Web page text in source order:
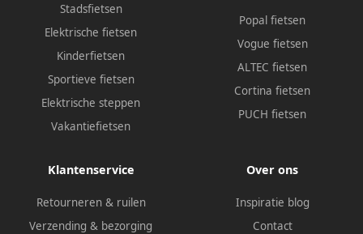
Stadsfietsen
Elektrische fietsen
Kinderfietsen
Sportieve fietsen
Elektrische steppen
Vakantiefietsen
Popal fietsen
Vogue fietsen
ALTEC fietsen
Cortina fietsen
PUCH fietsen
Klantenservice
Retourneren & ruilen
Verzending & bezorging
Over ons
Inspiratie blog
Contact